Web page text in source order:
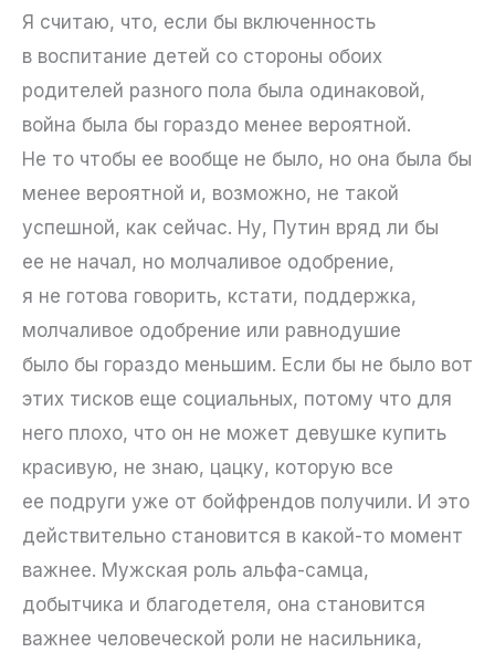
Я считаю, что, если бы включенность
в воспитание детей со стороны обоих
родителей разного пола была одинаковой,
война была бы гораздо менее вероятной.
Не то чтобы ее вообще не было, но она была бы
менее вероятной и, возможно, не такой
успешной, как сейчас. Ну, Путин вряд ли бы
ее не начал, но молчаливое одобрение,
я не готова говорить, кстати, поддержка,
молчаливое одобрение или равнодушие
было бы гораздо меньшим. Если бы не было вот
этих тисков еще социальных, потому что для
него плохо, что он не может девушке купить
красивую, не знаю, цацку, которую все
ее подруги уже от бойфрендов получили. И это
действительно становится в какой-то момент
важнее. Мужская роль альфа-самца,
добытчика и благодетеля, она становится
важнее человеческой роли не насильника,